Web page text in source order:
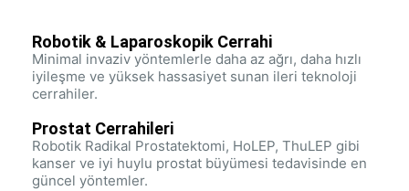
Robotik & Laparoskopik Cerrahi
Minimal invaziv yöntemlerle daha az ağrı, daha hızlı
iyileşme ve yüksek hassasiyet sunan ileri teknoloji
cerrahiler.
Prostat Cerrahileri
Robotik Radikal Prostatektomi, HoLEP, ThuLEP gibi
kanser ve iyi huylu prostat büyümesi tedavisinde en
güncel yöntemler.